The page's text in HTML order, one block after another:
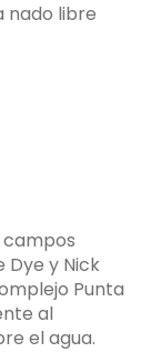
nado libre
y Nick
Punta
al
el agua.